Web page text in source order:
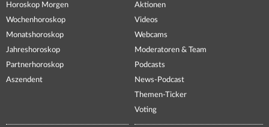
Horoskop Morgen
Wochenhoroskop
Monatshoroskop
Jahreshoroskop
Partnerhoroskop
Aszendent
Aktionen
Videos
Webcams
Moderatoren & Team
Podcasts
News-Podcast
Themen-Ticker
Voting